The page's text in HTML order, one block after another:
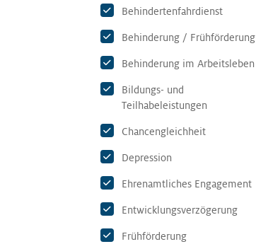
Behindertenfahrdienst
Behinderung / Frühförderung
Behinderung im Arbeitsleben
Bildungs- und
Teilhabeleistungen
Chancengleichheit
Depression
Ehrenamtliches Engagement
Entwicklungsverzögerung
Frühförderung